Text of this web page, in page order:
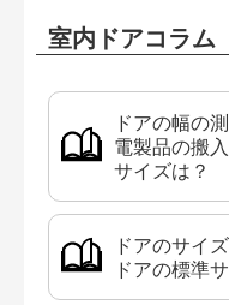
室内ドアコラム
ドアの幅の
電製品の搬
サイズは？
ドアのサイ
ドアの標準